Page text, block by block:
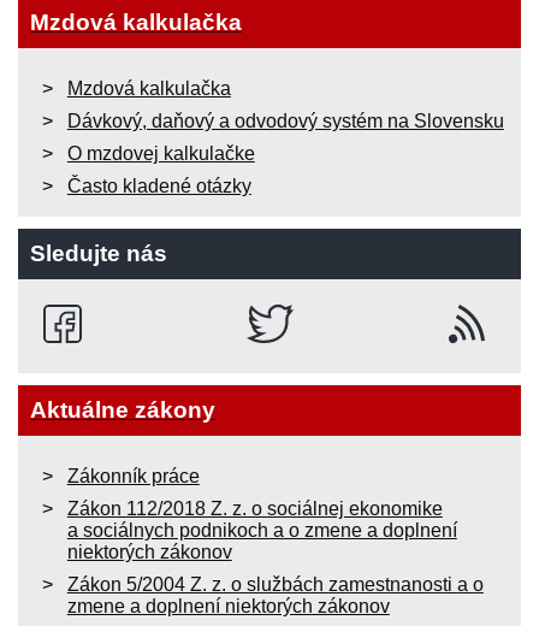
Mzdová kalkulačka
Mzdová kalkulačka
Dávkový, daňový a odvodový systém na Slovensku
O mzdovej kalkulačke
Často kladené otázky
Sledujte nás
Aktuálne zákony
Zákonník práce
Zákon 112/2018 Z. z. o sociálnej ekonomike
a sociálnych podnikoch a o zmene a doplnení
niektorých zákonov
Zákon 5/2004 Z. z. o službách zamestnanosti a o
zmene a doplnení niektorých zákonov